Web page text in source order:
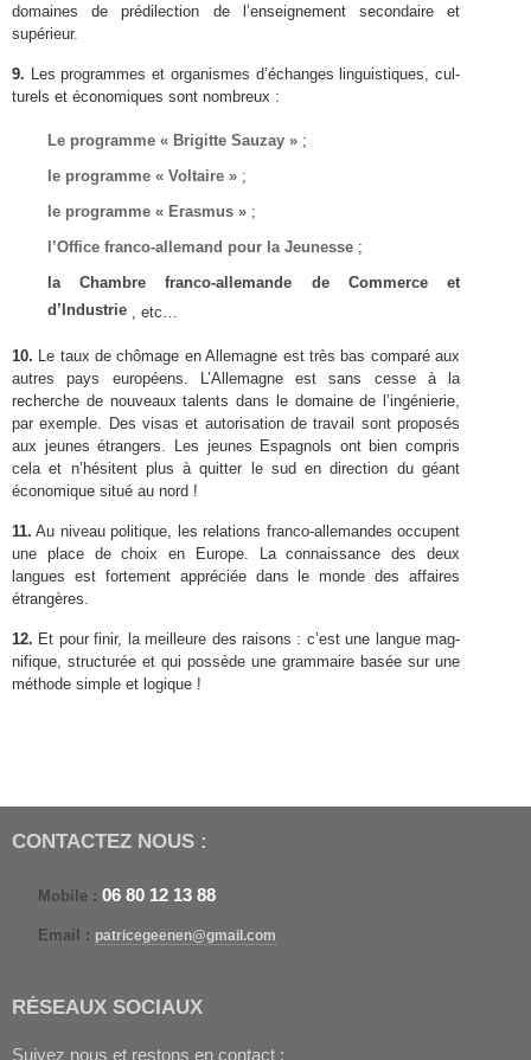
domaines de prédilec­tion de l’enseignement sec­ondaire et
supérieur.
9. Les pro­grammes et organ­ismes d’échanges lin­guis­tiques, cul­
turels et économiques sont nombreux :
Le pro­gramme « Brigitte Sauzay » ;
le pro­gramme « Voltaire » ;
le pro­gramme « Eras­mus » ;
l’Office franco-​allemand pour la Jeunesse ;
la Cham­bre franco-​allemande de Com­merce et
d’Industrie , etc…
10. Le taux de chô­mage en Alle­magne est très bas com­paré aux
autres pays européens. L’Allemagne est sans cesse à la
recherche de nou­veaux tal­ents dans le domaine de l’ingénierie,
par exem­ple. Des visas et autori­sa­tion de tra­vail sont pro­posés
aux jeunes étrangers. Les jeunes Espag­nols ont bien com­pris
cela et n’hésitent plus à quit­ter le sud en direc­tion du géant
économique situé au nord !
11. Au niveau poli­tique, les rela­tions franco-​allemandes occu­pent
une place de choix en Europe. La con­nais­sance des deux
langues est forte­ment appré­ciée dans le monde des affaires
étrangères.
12. Et pour finir, la meilleure des raisons : c’est une langue mag­
nifique, struc­turée et qui pos­sède une gram­maire basée sur une
méth­ode sim­ple et logique !
CON­TACTEZ NOUS :
Mobile : 06 80 12 13 88
Email : patricegeenen@gmail.com
RÉSEAUX SOCI­AUX
Suivez nous et restons en contact :